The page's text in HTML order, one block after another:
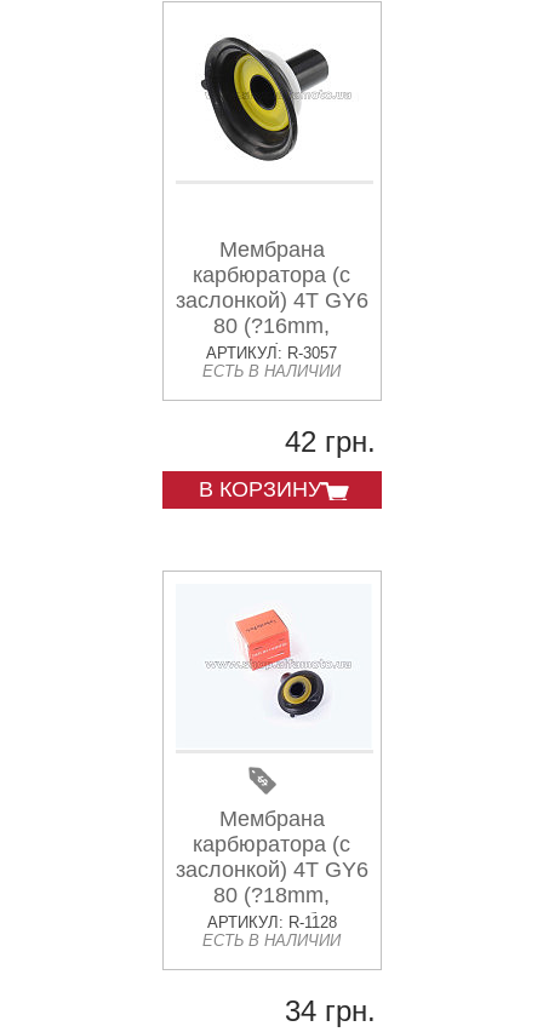
Мембрана
карбюратора (с
заслонкой) 4T GY6
80 (?16mm,
основная) MANLE
АРТИКУЛ: R-3057
ЕСТЬ В НАЛИЧИИ
42 грн.
В КОРЗИНУ
Мембрана
карбюратора (с
заслонкой) 4T GY6
80 (?18mm,
основная без
иглы) FUELJET
АРТИКУЛ: R-1128
ЕСТЬ В НАЛИЧИИ
34 грн.